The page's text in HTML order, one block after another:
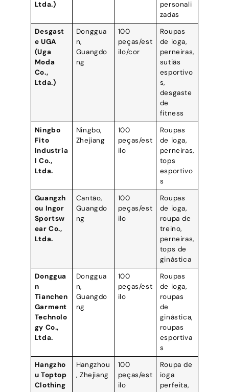
Ltda.)
personali
zadas
Desgast
e UGA
(Uga
Moda
Co.,
Ltda.)
Donggua
n,
Guangdo
ng
100
peças/est
ilo/cor
Roupas
de ioga,
perneiras,
sutiãs
esportivo
s,
desgaste
de
fitness
Ningbo
Fito
Industria
l Co.,
Ltda.
Ningbo,
Zhejiang
100
peças/est
ilo
Roupas
de ioga,
perneiras,
tops
esportivo
s
Guangzh
ou Ingor
Sportsw
ear Co.,
Ltda.
Cantão,
Guangdo
ng
100
peças/est
ilo
Roupas
de ioga,
roupa de
treino,
perneiras,
tops de
ginástica
Donggua
n
Tianchen
Garment
Technolo
gy Co.,
Ltda.
Donggua
n,
Guangdo
ng
100
peças/est
ilo
Roupas
de ioga,
roupas
de
ginástica,
roupas
esportiva
s
Hangzho
u Toptop
Clothing
Hangzhou
, Zhejiang
100
peças/est
ilo
Roupa de
ioga
perfeita,